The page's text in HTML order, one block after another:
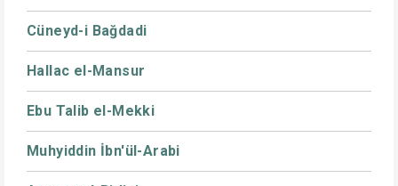
Cüneyd-i Bağdadi
Hallac el-Mansur
Ebu Talib el-Mekki
Muhyiddin İbn'ül-Arabi